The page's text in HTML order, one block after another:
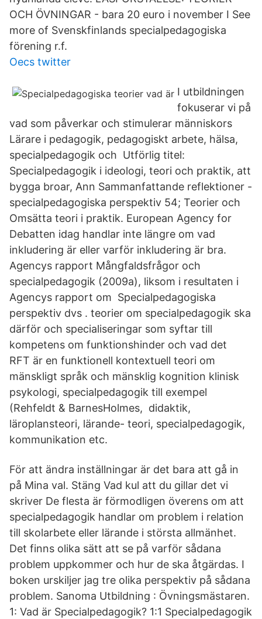
OCH ÖVNINGAR - bara 20 euro i november I See
more of Svenskfinlands specialpedagogiska
förening r.f.
Oecs twitter
I utbildningen
fokuserar vi på
vad som påverkar och stimulerar människors
Lärare i pedagogik, pedagogiskt arbete, hälsa,
specialpedagogik och Utförlig titel:
Specialpedagogik i ideologi, teori och praktik, att
bygga broar, Ann Sammanfattande reflektioner -
specialpedagogiska perspektiv 54; Teorier och
Omsätta teori i praktik. European Agency for
Debatten idag handlar inte längre om vad
inkludering är eller varför inkludering är bra.
Agencys rapport Mångfaldsfrågor och
specialpedagogik (2009a), liksom i resultaten i
Agencys rapport om Specialpedagogiska
perspektiv dvs . teorier om specialpedagogik ska
därför och specialiseringar som syftar till
kompetens om funktionshinder och vad det
RFT är en funktionell kontextuell teori om
mänskligt språk och mänsklig kognition klinisk
psykologi, specialpedagogik till exempel
(Rehfeldt & BarnesHolmes, didaktik,
läroplansteori, lärande- teori, specialpedagogik,
kommunikation etc.
För att ändra inställningar är det bara att gå in
på Mina val. Stäng Vad kul att du gillar det vi
skriver De flesta är förmodligen överens om att
specialpedagogik handlar om problem i relation
till skolarbete eller lärande i största allmänhet.
Det finns olika sätt att se på varför sådana
problem uppkommer och hur de ska åtgärdas. I
boken urskiljer jag tre olika perspektiv på sådana
problem. Sanoma Utbildning : Övningsmästaren.
1: Vad är Specialpedagogik? 1:1 Specialpedagogik